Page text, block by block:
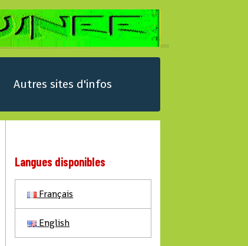
Autres sites d'infos
Langues disponibles
Français
English